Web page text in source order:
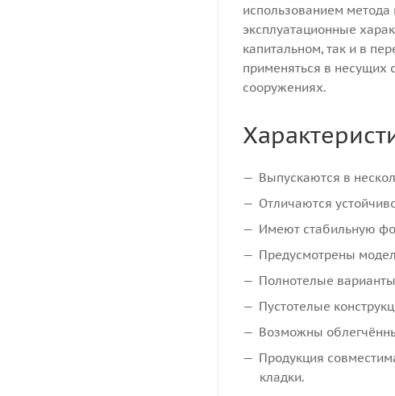
использованием метода
эксплуатационные
капитальном, так и в
применяться в несущих
сооружениях.
Выпускаются в
Отличаются
Имеют стабильную
Предусмотрены
Полнотелые
Пустотелые
Возможны
Продукция
кладки.